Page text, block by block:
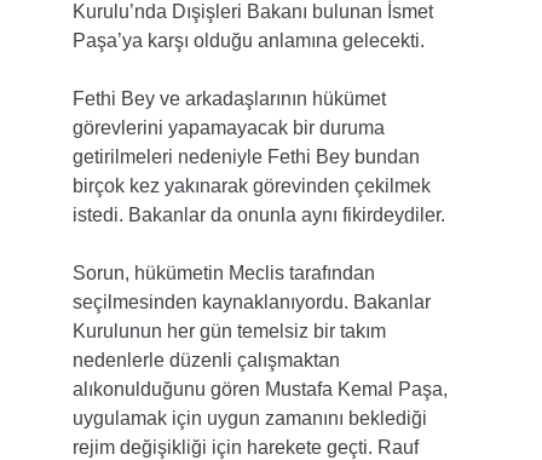
Kurulu’nda Dışişleri Bakanı bulunan İsmet
Paşa’ya karşı olduğu anlamına gelecekti.
Fethi Bey ve arkadaşlarının hükümet
görevlerini yapamayacak bir duruma
getirilmeleri nedeniyle Fethi Bey bundan
birçok kez yakınarak görevinden çekilmek
istedi. Bakanlar da onunla aynı fikirdeydiler.
Sorun, hükümetin Meclis tarafından
seçilmesinden kaynaklanıyordu. Bakanlar
Kurulunun her gün temelsiz bir takım
nedenlerle düzenli çalışmaktan
alıkonulduğunu gören Mustafa Kemal Paşa,
uygulamak için uygun zamanını beklediği
rejim değişikliği için harekete geçti. Rauf